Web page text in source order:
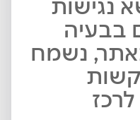
נגישות
בבעיה
נשמח